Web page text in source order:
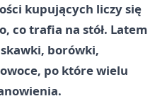
kupujących liczy się
co trafia na stół. Latem
borówki,
po które wielu